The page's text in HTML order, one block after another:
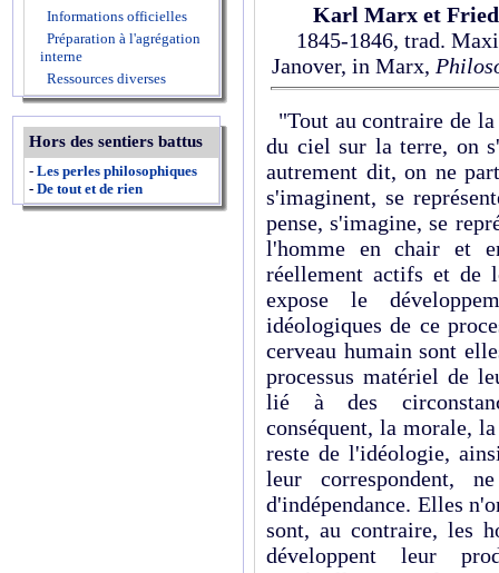
Informations officielles
Préparation à l'agrégation
interne
Ressources diverses
Hors des sentiers battus
- Les perles philosophiques
- De tout et de rien
Karl Marx et
1845-1846, trad.
Janover, in Marx,
"Tout au contraire de
du ciel sur la terre, on
autrement dit, on ne
s'imaginent, se
pense, s'imagine, se
l'homme en chair et
réellement actifs et de
expose le
idéologiques de ce
cerveau humain sont
processus matériel de
lié à des
conséquent, la morale,
reste de l'idéologie,
leur correspondent,
d'indépendance. Elles
sont, au contraire, les
développent leur